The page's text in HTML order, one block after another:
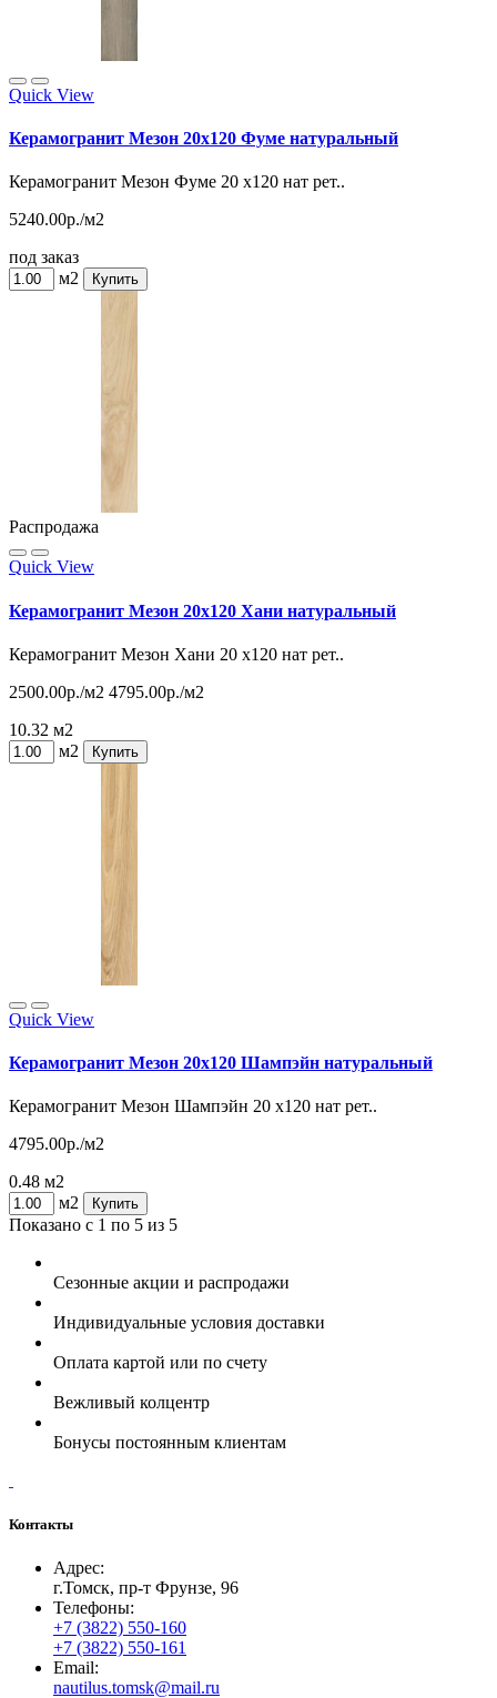
Quick View
Керамогранит Мезон 20х120 Фуме натуральный
Керамогранит Мезон Фуме 20 х120 нат рет..
5240.00р./м2
под заказ
м2
Купить
Распродажа
Quick View
Керамогранит Мезон 20х120 Хани натуральный
Керамогранит Мезон Хани 20 х120 нат рет..
2500.00р./м2 4795.00р./м2
10.32 м2
м2
Купить
Quick View
Керамогранит Мезон 20х120 Шампэйн натуральный
Керамогранит Мезон Шампэйн 20 х120 нат рет..
4795.00р./м2
0.48 м2
м2
Купить
Показано с 1 по 5 из 5
Сезонные акции и распродажи
Индивидуальные условия доставки
Оплата картой или по счету
Вежливый колцентр
Бонусы постоянным клиентам
Контакты
Адрес:
г.Томск, пр-т Фрунзе, 96
Телефоны:
+7 (3822) 550-160
+7 (3822) 550-161
Email:
nautilus.tomsk@mail.ru